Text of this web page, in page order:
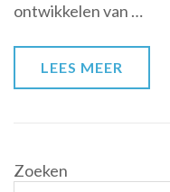
ontwikkelen van …
LEES MEER
Zoeken